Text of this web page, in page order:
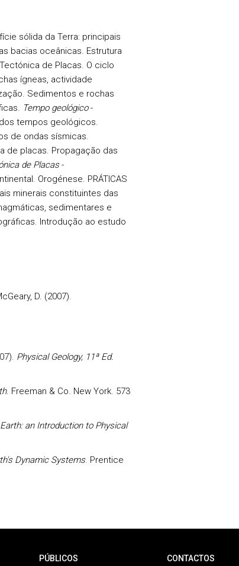
sólida da Terra: principais
bacias oceânicas. Estrutura
de Placas. O ciclo
ígneas, actividade
Sedimentos e rochas
Tempo geológico-
tempos geológicos.
de ondas sísmicas.
de placas. Propagação das
de Placas-
Orogénese. PRÁTICAS
minerais constituintes das
sedimentares e
Introdução ao estudo
D. (2007).
Physical Geology, 11ª Ed.
. Freeman & Co. New York. 573
an Introduction to Physical
Dynamic Systems. Prentice
PÚBLICOS CONTACTOS